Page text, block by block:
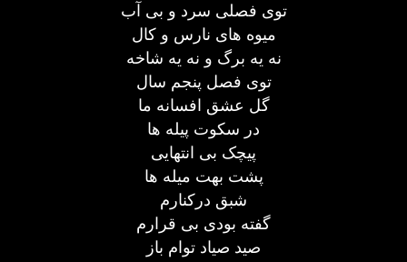
توی فصلی سرد و بی آب
میوه های نارس و کال
نه یه برگ و نه یه شاخه
توی فصل پنجم سال
گل عشق افسانه ما
در سکوت پیله ها
پیچک بی انتهایی
پشت بهت میله ها
شبق درکنارم
گفته بودی بی قرارم
صید صیاد توام باز